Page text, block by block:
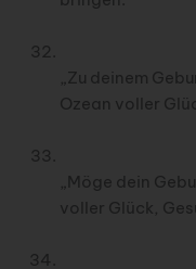
„Zu deinem
Ozean voller
„Möge dein
voller Glück,